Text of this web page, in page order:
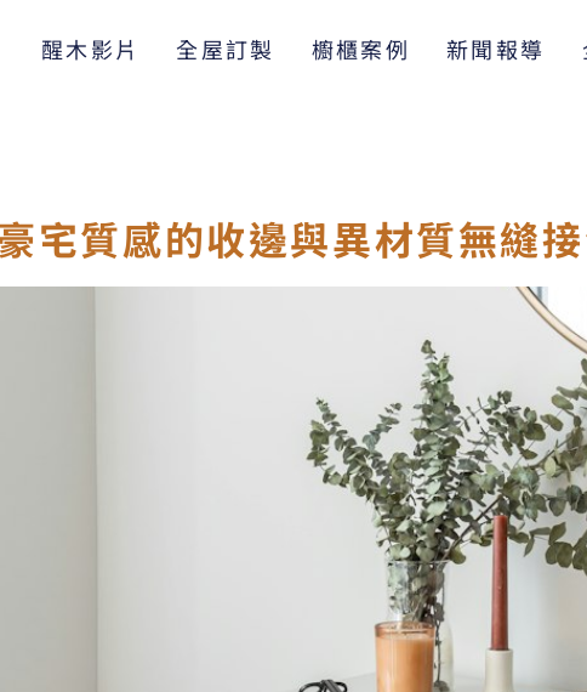
醒木影片 全屋訂製 櫥櫃案例 新聞報導
宅質感的收邊與異材質無縫